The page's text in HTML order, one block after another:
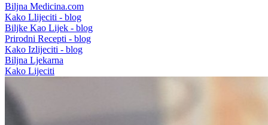
Biljna Medicina.com
Kako Llijeciti - blog
Biljke Kao Lijek - blog
Prirodni Recepti - blog
Kako Izlijeciti - blog
Biljna Ljekarna
Kako Lijeciti